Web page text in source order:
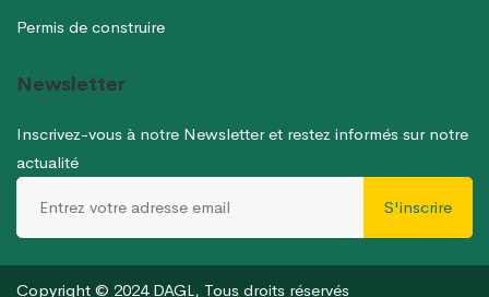
Permis de construire
Newsletter
Inscrivez-vous à notre Newsletter et restez informés sur notre
actualité
S'inscrire
Copyright © 2024 DAGL, Tous droits réservés